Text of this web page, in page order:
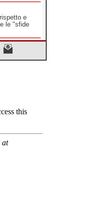
e
le "sfide
ancora sul
ad
a